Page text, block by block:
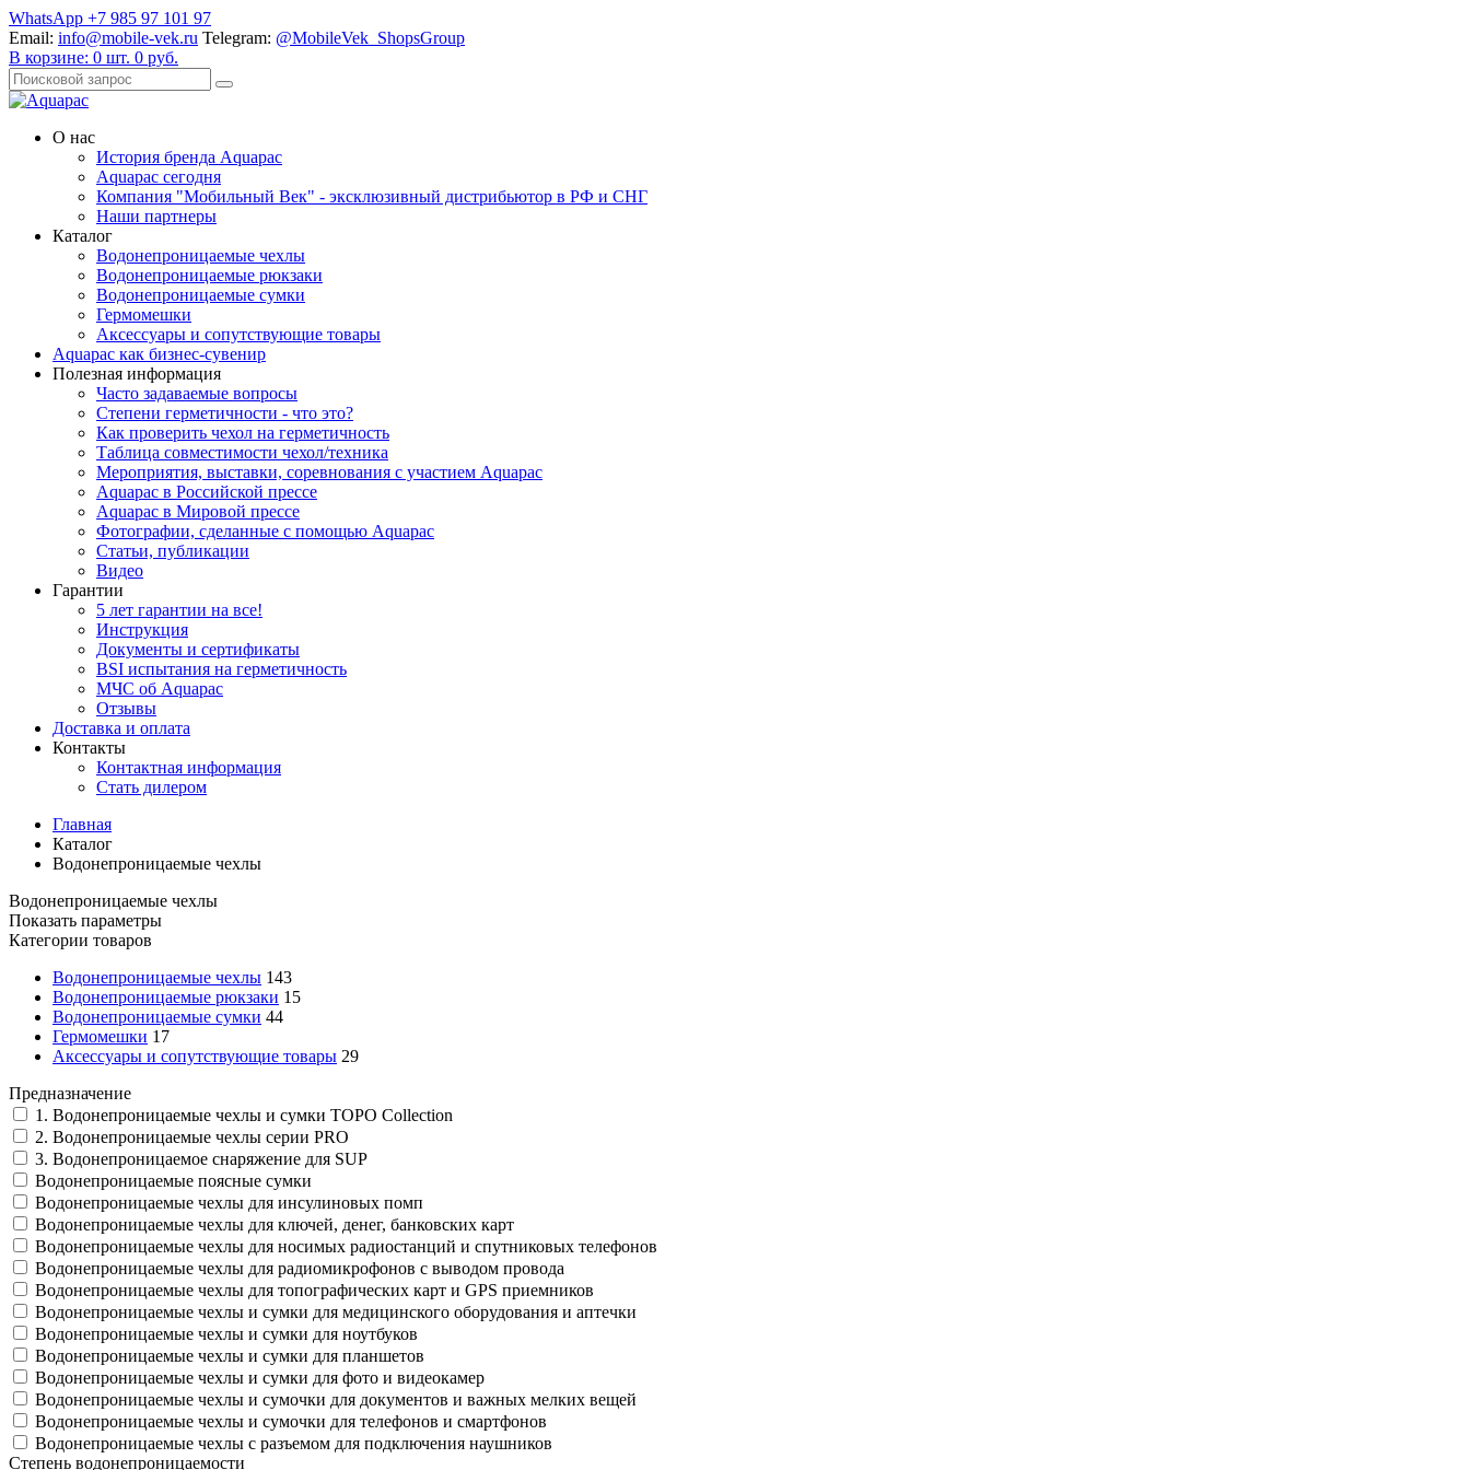
WhatsApp +7 985 97 101 97
Email: info@mobile-vek.ru Telegram: @MobileVek_ShopsGroup
В корзине: 0 шт. 0 руб.
О нас
История бренда Aquapac
Aquapac cегодня
Компания "Мобильный Век" - эксклюзивный дистрибьютор в РФ и СНГ
Наши партнеры
Каталог
Водонепроницаемые чехлы
Водонепроницаемые рюкзаки
Водонепроницаемые сумки
Гермомешки
Аксессуары и сопутствующие товары
Aquapac как бизнес-сувенир
Полезная информация
Часто задаваемые вопросы
Степени герметичности - что это?
Как проверить чехол на герметичность
Таблица совместимости чехол/техника
Мероприятия, выставки, соревнования с участием Aquapac
Aquapac в Российской прессе
Aquapac в Мировой прессе
Фотографии, сделанные с помощью Aquapac
Статьи, публикации
Видео
Гарантии
5 лет гарантии на все!
Инструкция
Документы и сертификаты
BSI испытания на герметичность
МЧС об Aquapac
Отзывы
Доставка и оплата
Контакты
Контактная информация
Стать дилером
Главная
Каталог
Водонепроницаемые чехлы
Водонепроницаемые чехлы
Показать параметры
Категории товаров
Водонепроницаемые чехлы 143
Водонепроницаемые рюкзаки 15
Водонепроницаемые сумки 44
Гермомешки 17
Аксессуары и сопутствующие товары 29
Предназначение
1. Водонепроницаемые чехлы и сумки TOPO Collection
2. Водонепроницаемые чехлы серии PRO
3. Водонепроницаемое снаряжение для SUP
Водонепроницаемые поясные сумки
Водонепроницаемые чехлы для инсулиновых помп
Водонепроницаемые чехлы для ключей, денег, банковских карт
Водонепроницаемые чехлы для носимых радиостанций и спутниковых телефонов
Водонепроницаемые чехлы для радиомикрофонов с выводом провода
Водонепроницаемые чехлы для топографических карт и GPS приемников
Водонепроницаемые чехлы и сумки для медицинского оборудования и аптечки
Водонепроницаемые чехлы и сумки для ноутбуков
Водонепроницаемые чехлы и сумки для планшетов
Водонепроницаемые чехлы и сумки для фото и видеокамер
Водонепроницаемые чехлы и сумочки для документов и важных мелких вещей
Водонепроницаемые чехлы и сумочки для телефонов и смартфонов
Водонепроницаемые чехлы с разъемом для подключения наушников
Степень водонепроницаемости